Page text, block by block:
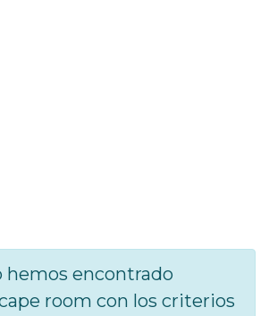
hemos encontrado
room con los criterios